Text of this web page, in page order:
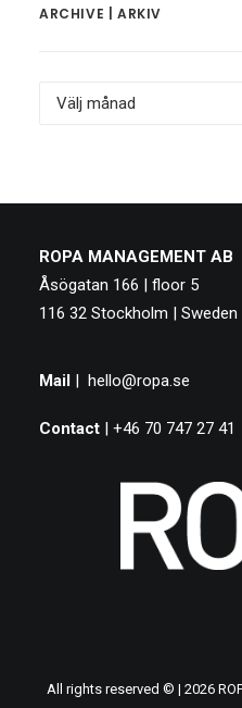
ARCHIVE | ARKIV
Archive
ROPA MANAGEMENT AB
Åsögatan 166 | floor 5
116 32 Stockholm | Sweden
Mail | hello@ropa.se
Contact | +46 70 747 27 41
All rights reserved © | 2026